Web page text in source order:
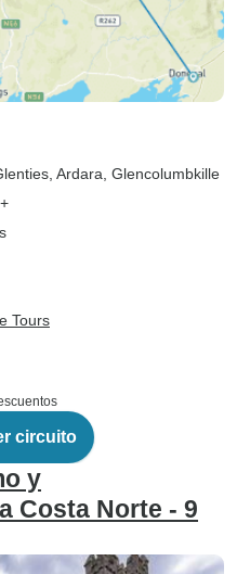
, Ardara , Glencolumbkille
Tours
circuito
y
Costa Norte - 9